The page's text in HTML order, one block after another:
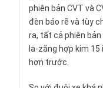
phiên bản CVT và
đèn báo rẽ và tùy
ra, tất cả phiên
la-zăng hợp kim
hơn trước.